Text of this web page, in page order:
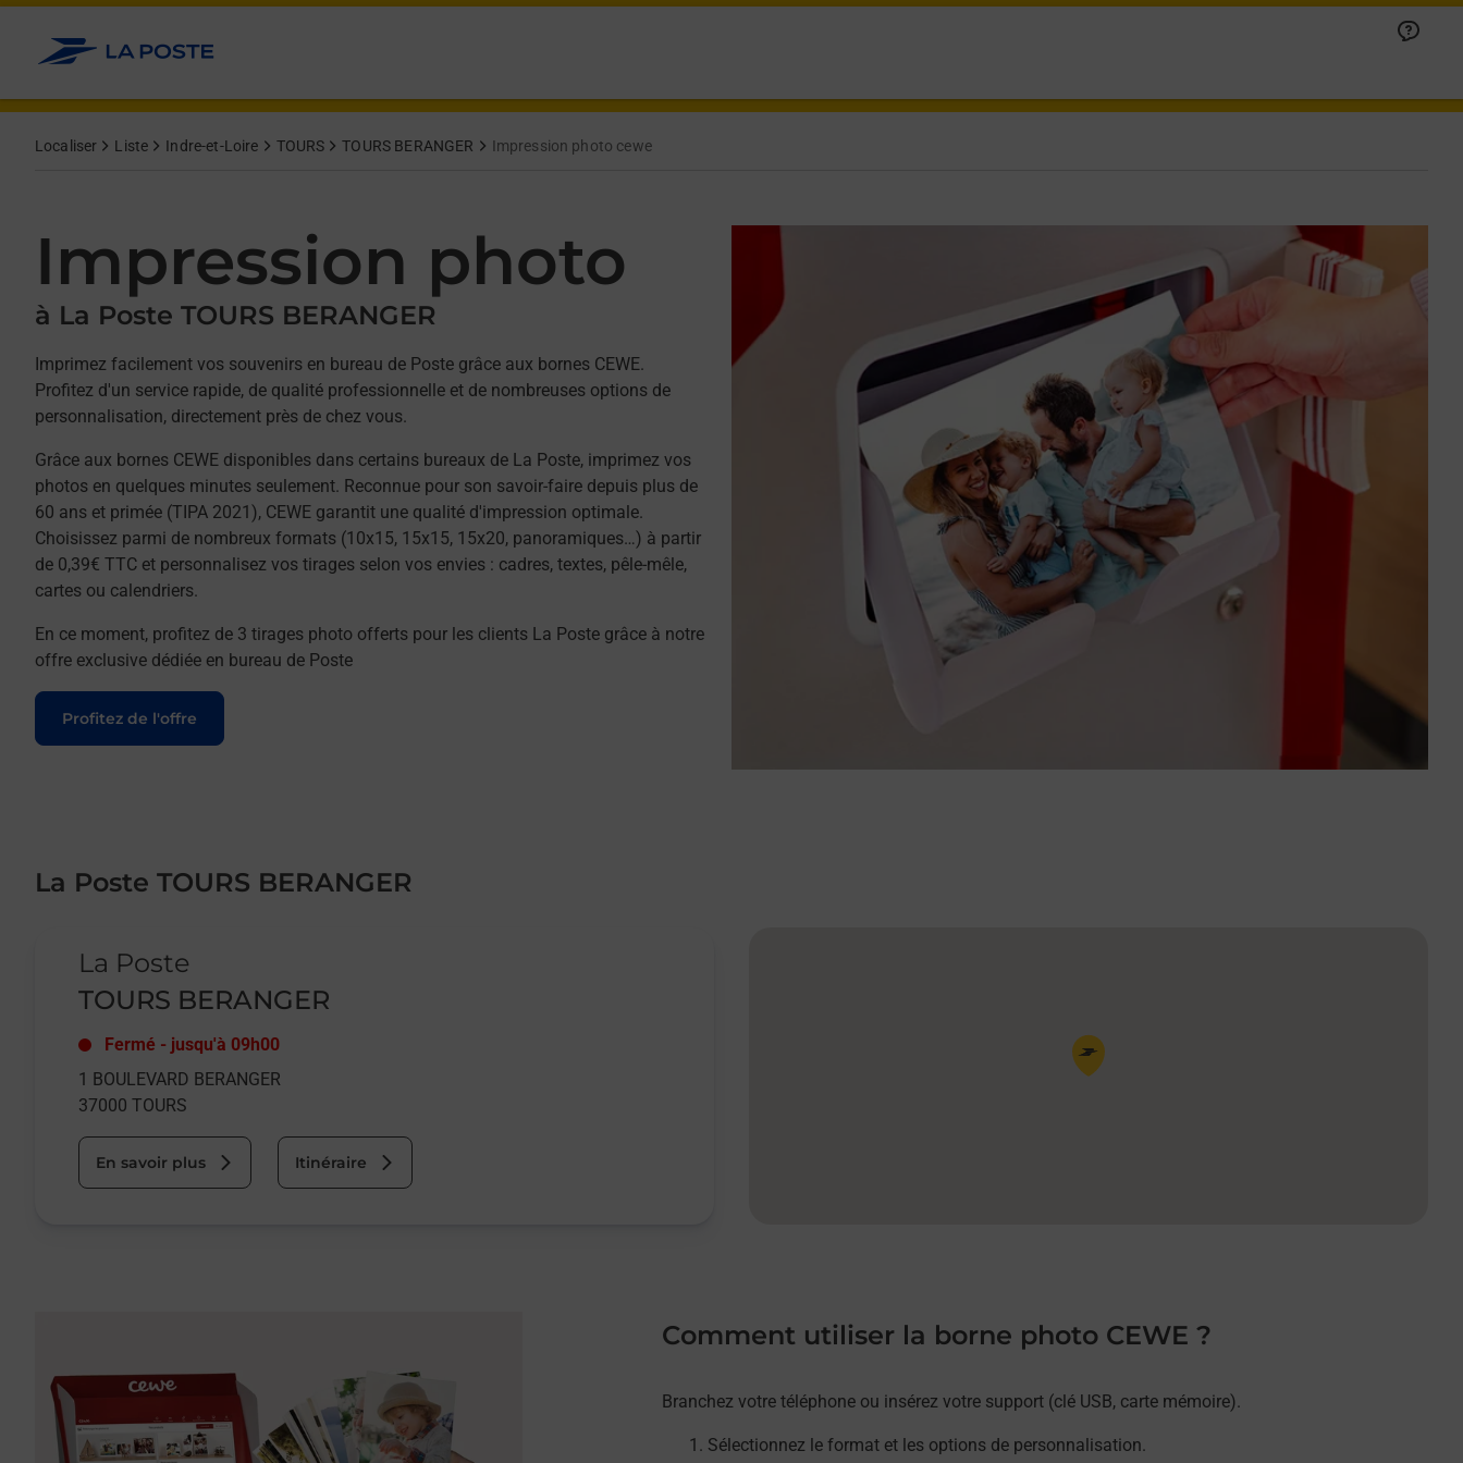
Allez au contenu
Localiser Liste Indre-et-Loire TOURS TOURS BERANGER Impression photo cewe
Impression photo
à La Poste TOURS BERANGER
Imprimez facilement vos souvenirs en bureau de Poste grâce aux bornes CEWE.
Profitez d'un service rapide, de qualité professionnelle et de nombreuses options de
personnalisation, directement près de chez vous.
Grâce aux bornes CEWE disponibles dans certains bureaux de La Poste, imprimez vos
photos en quelques minutes seulement. Reconnue pour son savoir-faire depuis plus de
60 ans et primée (TIPA 2021), CEWE garantit une qualité d'impression optimale.
Choisissez parmi de nombreux formats (10x15, 15x15, 15x20, panoramiques…) à partir
de 0,39€ TTC et personnalisez vos tirages selon vos envies : cadres, textes, pêle-mêle,
cartes ou calendriers.
En ce moment, profitez de 3 tirages photo offerts pour les clients La Poste grâce à notre
offre exclusive dédiée en bureau de Poste
Profitez de l'offre
Le lien s'ouvre dans un nouvel onglet
La Poste TOURS BERANGER
La Poste
TOURS BERANGER
Fermé - jusqu'à 09h00
1 BOULEVARD BERANGER
37000 TOURS
En savoir plus Itinéraire
Pin de la carte
Comment utiliser la borne photo CEWE ?
Branchez votre téléphone ou insérez votre support (clé USB, carte mémoire).
Sélectionnez le format et les options de personnalisation.
Afficher ou masquer la réponse
Afficher ou masquer la réponse
Afficher ou masquer la réponse
Afficher ou masquer la réponse
Afficher ou masquer la réponse
Afficher ou masquer la réponse
Afficher ou masquer la réponse
Afficher ou masquer le contenu